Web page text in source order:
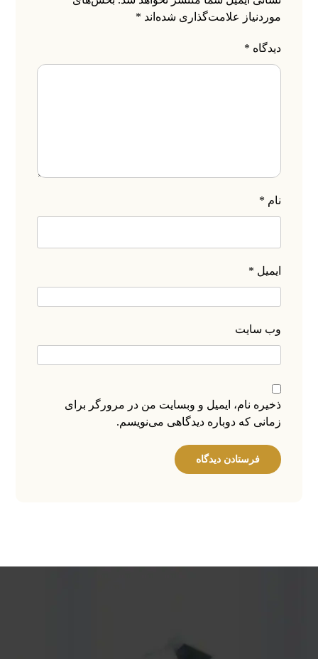
موردنیاز علامت‌گذاری شده‌اند *
دیدگاه *
نام *
ایمیل *
وب‌ سایت
ذخیره نام، ایمیل و وبسایت من در مرورگر برای
زمانی که دوباره دیدگاهی می‌نویسم.